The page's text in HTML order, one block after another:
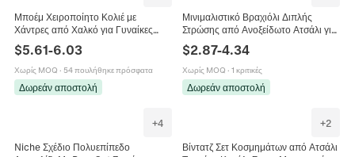
Μποέμ Χειροποίητο Κολιέ με
Χάντρες από Χαλκό για Γυναίκες
Βίντατζ Φυσική Πέτρα Χαλαζίας
Choker Κοσμήματα Δώρο
$5.61-6.03
Χωρίς MOQ · 54 πουλήθηκε πρόσφατα
Δωρεάν αποστολή
Μινιμαλιστικό Βραχιόλι Διπλής
Στρώσης από Ανοξείδωτο Ατσάλι για
Γυναίκες Μενταγιόν Σταυρός
Αλυσίδα Συνδετήρας Χρυσό Ασημί
Κοσμήματα Μόδας Δώρο
$2.87-4.34
Χωρίς MOQ · 1 κριτικές
Δωρεάν αποστολή
+4
Niche Σχέδιο Πολυεπίπεδο
+2
Βίντατζ Σετ Κοσμημάτων από Ατσάλι